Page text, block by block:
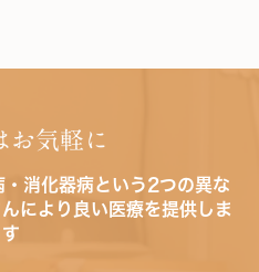
お気軽に
消化器病という2つの異な
により良い医療を提供しま
す